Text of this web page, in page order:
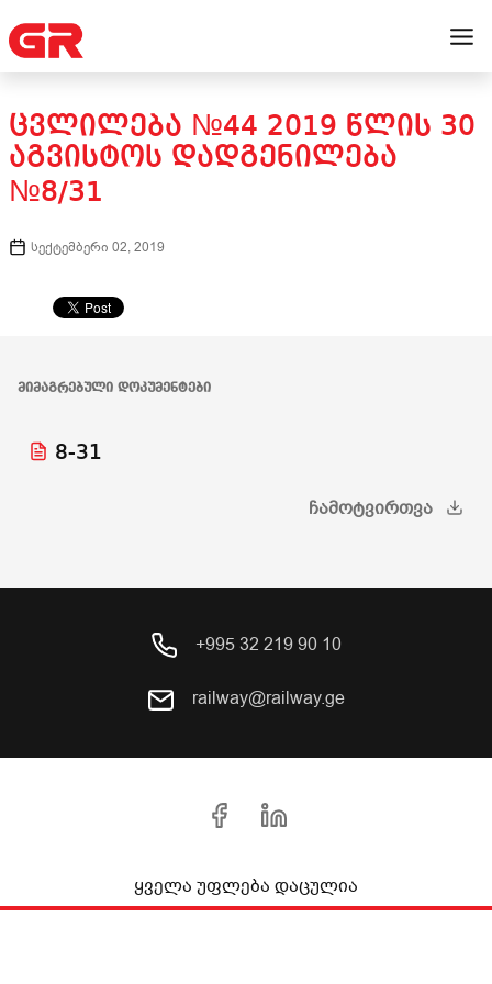
ᲪᲕᲚᲘᲚᲔᲑᲐ №44 2019 ᲬᲚᲘᲡ 30
ᲐᲒᲕᲘᲡᲢᲝᲡ ᲓᲐᲓᲒᲔᲜᲘᲚᲔᲑᲐ
№8/31
სექტემბერი 02, 2019
ᲛᲘᲛᲐᲒᲠᲔᲑᲣᲚᲘ ᲓᲝᲙᲣᲛᲔᲜᲢᲔᲑᲘ
8-31
ᲩᲐᲛᲝᲢᲕᲘᲠᲗᲕᲐ
+995 32 219 90 10
railway@railway.ge
ყველა უფლება დაცულია